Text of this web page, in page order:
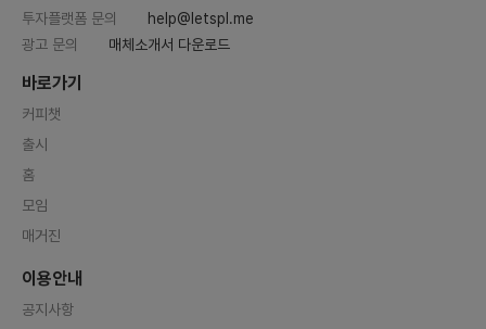
투자플랫폼 문의
help@letspl.me
광고 문의
매체소개서 다운로드
바로가기
커피챗
출시
홈
모임
매거진
이용안내
공지사항